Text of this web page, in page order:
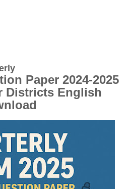
Paper 2024-2025
Districts English